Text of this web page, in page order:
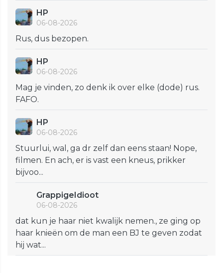
HP
06-08-2026
Rus, dus bezopen.
HP
06-08-2026
Mag je vinden, zo denk ik over elke (dode) rus.
FAFO.
HP
06-08-2026
Stuurlui, wal, ga dr zelf dan eens staan! Nope,
filmen. En ach, er is vast een kneus, prikker
bijvoo...
GrappigeIdioot
06-08-2026
dat kun je haar niet kwalijk nemen., ze ging op
haar knieën om de man een BJ te geven zodat
hij wat...